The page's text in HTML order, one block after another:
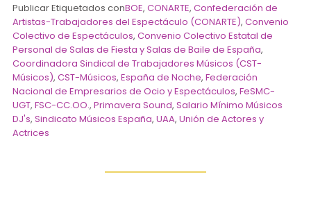
Publicar Etiquetados conBOE,CONARTE,Confederación de
Artistas-Trabajadores del Espectáculo (CONARTE),Convenio
Colectivo de Espectáculos,Convenio Colectivo Estatal de
Personal de Salas de Fiesta y Salas de Baile de España,
Coordinadora Sindical de Trabajadores Músicos (CST-
Músicos),CST-Músicos,España de Noche,Federación
Nacional de Empresarios de Ocio y Espectáculos,FeSMC-
UGT,FSC-CC.OO.,Primavera Sound,Salario Mínimo Músicos
DJ's,Sindicato Músicos España,UAA,Unión de Actores y
Actrices